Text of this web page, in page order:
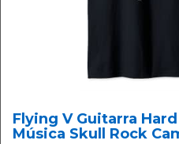
Flying V Guitarra
Música Skull Rock